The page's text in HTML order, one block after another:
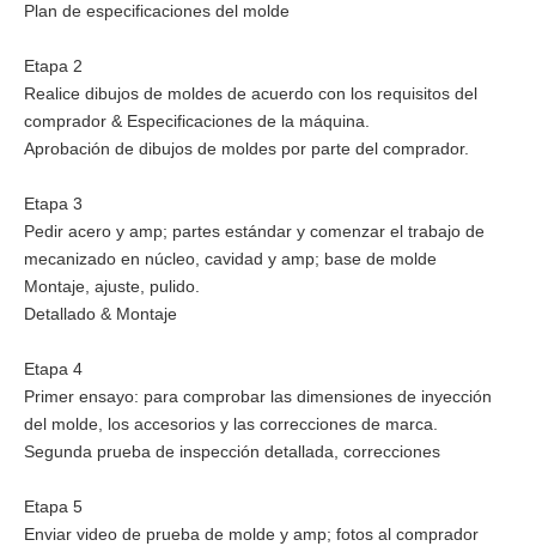
Plan de especificaciones del molde
Etapa 2
Realice dibujos de moldes de acuerdo con los requisitos del
comprador & Especificaciones de la máquina.
Aprobación de dibujos de moldes por parte del comprador.
Etapa 3
Pedir acero y amp; partes estándar y comenzar el trabajo de
mecanizado en núcleo, cavidad y amp; base de molde
Montaje, ajuste, pulido.
Detallado & Montaje
Etapa 4
Primer ensayo: para comprobar las dimensiones de inyección
del molde, los accesorios y las correcciones de marca.
Segunda prueba de inspección detallada, correcciones
Etapa 5
Enviar video de prueba de molde y amp; fotos al comprador